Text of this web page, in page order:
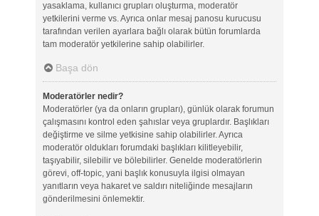
yasaklama, kullanıcı grupları oluşturma, moderatör
yetkilerini verme vs. Ayrıca onlar mesaj panosu kurucusu
tarafından verilen ayarlara bağlı olarak bütün forumlarda
tam moderatör yetkilerine sahip olabilirler.
Başa dön
Moderatörler nedir?
Moderatörler (ya da onların grupları), günlük olarak forumun
çalışmasını kontrol eden şahıslar veya gruplardır. Başlıkları
değiştirme ve silme yetkisine sahip olabilirler. Ayrıca
moderatör oldukları forumdaki başlıkları kilitleyebilir,
taşıyabilir, silebilir ve bölebilirler. Genelde moderatörlerin
görevi, off-topic, yani başlık konusuyla ilgisi olmayan
yanıtların veya hakaret ve saldırı niteliğinde mesajların
gönderilmesini önlemektir.